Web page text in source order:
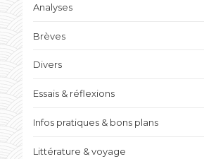
Analyses
Brèves
Divers
Essais & réflexions
Infos pratiques & bons plans
Littérature & voyage